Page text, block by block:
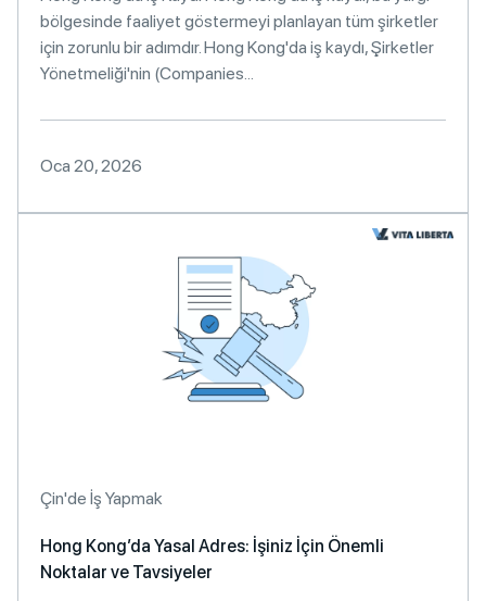
bölgesinde faaliyet göstermeyi planlayan tüm şirketler
için zorunlu bir adımdır. Hong Kong'da iş kaydı, Şirketler
Yönetmeliği'nin (Companies...
Oca 20, 2026
Çin'de İş Yapmak
Hong Kong’da Yasal Adres: İşiniz İçin Önemli
Noktalar ve Tavsiyeler